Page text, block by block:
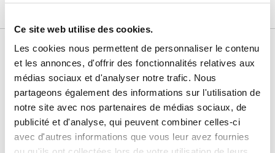
Ce site web utilise des cookies.
Les cookies nous permettent de personnaliser le contenu
et les annonces, d'offrir des fonctionnalités relatives aux
médias sociaux et d'analyser notre trafic. Nous
partageons également des informations sur l'utilisation de
notre site avec nos partenaires de médias sociaux, de
publicité et d'analyse, qui peuvent combiner celles-ci
avec d'autres informations que vous leur avez fournies
Nos services
Paiement
100% sécurisé
Paiement en
3x sans frais
Livraison
24/72H
SAV & Retours